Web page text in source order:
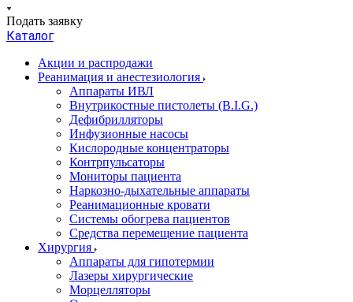
Подать заявку
Каталог
Акции и распродажи
Реанимация и анестезиология
Аппараты ИВЛ
Внутрикостные пистолеты (B.I.G.)
Дефибрилляторы
Инфузионные насосы
Кислородные концентраторы
Контрпульсаторы
Мониторы пациента
Наркозно-дыхательные аппараты
Реанимационные кровати
Системы обогрева пациентов
Средства перемещение пациента
Хирургия
Аппараты для гипотермии
Лазеры хирургические
Морцелляторы